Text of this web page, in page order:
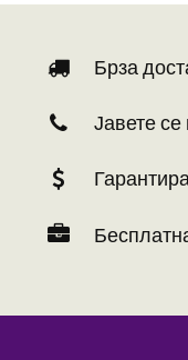
Брза
Јавете се